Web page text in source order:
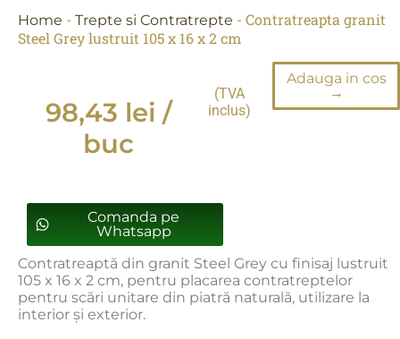
Home - Trepte si Contratrepte - Contratreapta granit
Steel Grey lustruit 105 x 16 x 2 cm
98,43 lei /
buc
(TVA
inclus)
Adauga in cos
→
Comanda pe
Whatsapp
Contratreaptă din granit Steel Grey cu finisaj lustruit
105 x 16 x 2 cm, pentru placarea contratreptelor
pentru scări unitare din piatră naturală, utilizare la
interior și exterior.